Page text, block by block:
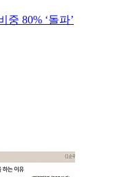
80% ‘돌파’